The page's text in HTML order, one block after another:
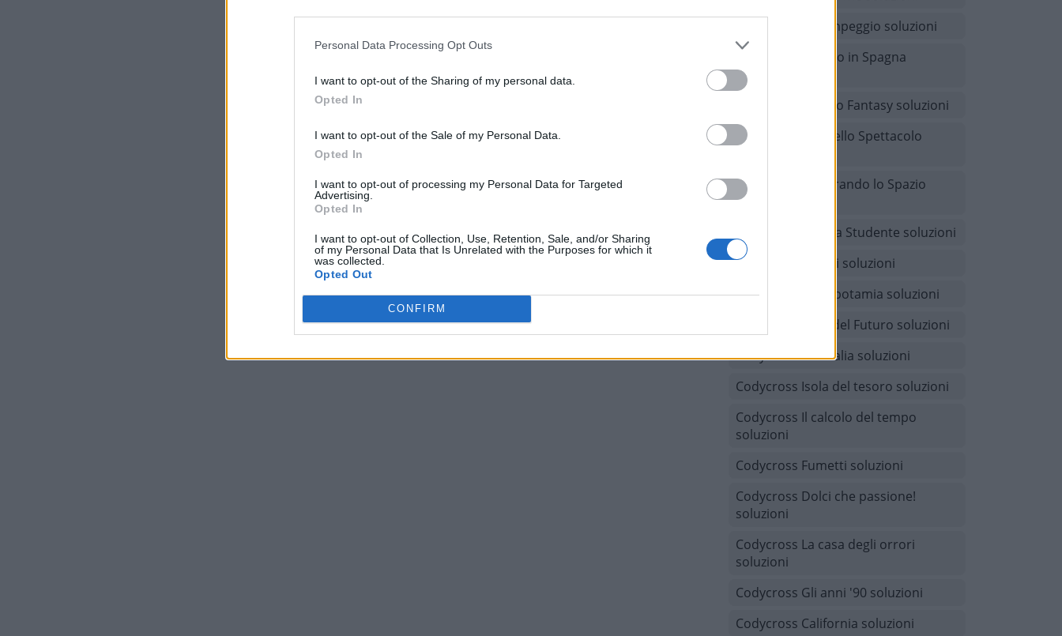
Personal Data Processing Opt Outs
I want to opt-out of the Sharing of my personal data.
Opted In
I want to opt-out of the Sale of my Personal Data.
Opted In
I want to opt-out of processing my Personal Data for Targeted
Advertising.
Opted In
I want to opt-out of Collection, Use, Retention, Sale, and/or Sharing
of my Personal Data that Is Unrelated with the Purposes for which it
was collected.
Opted Out
CONFIRM
Codycross In campeggio soluzioni
Codycross Viaggio in Spagna
soluzioni
Codycross Mondo Fantasy soluzioni
Codycross Arti dello Spettacolo
Codycross Esplorando lo Spazio
soluzioni
Codycross Vita da Studente soluzioni
Codycross Giochi soluzioni
Codycross Mesopotamia soluzioni
Codycross Città del Futuro soluzioni
Codycross Australia soluzioni
Codycross Isola del tesoro soluzioni
Codycross Il calcolo del tempo
soluzioni
Codycross Fumetti soluzioni
Codycross Dolci che passione!
soluzioni
Codycross La casa degli orrori
soluzioni
Codycross Gli anni '90 soluzioni
Codycross California soluzioni